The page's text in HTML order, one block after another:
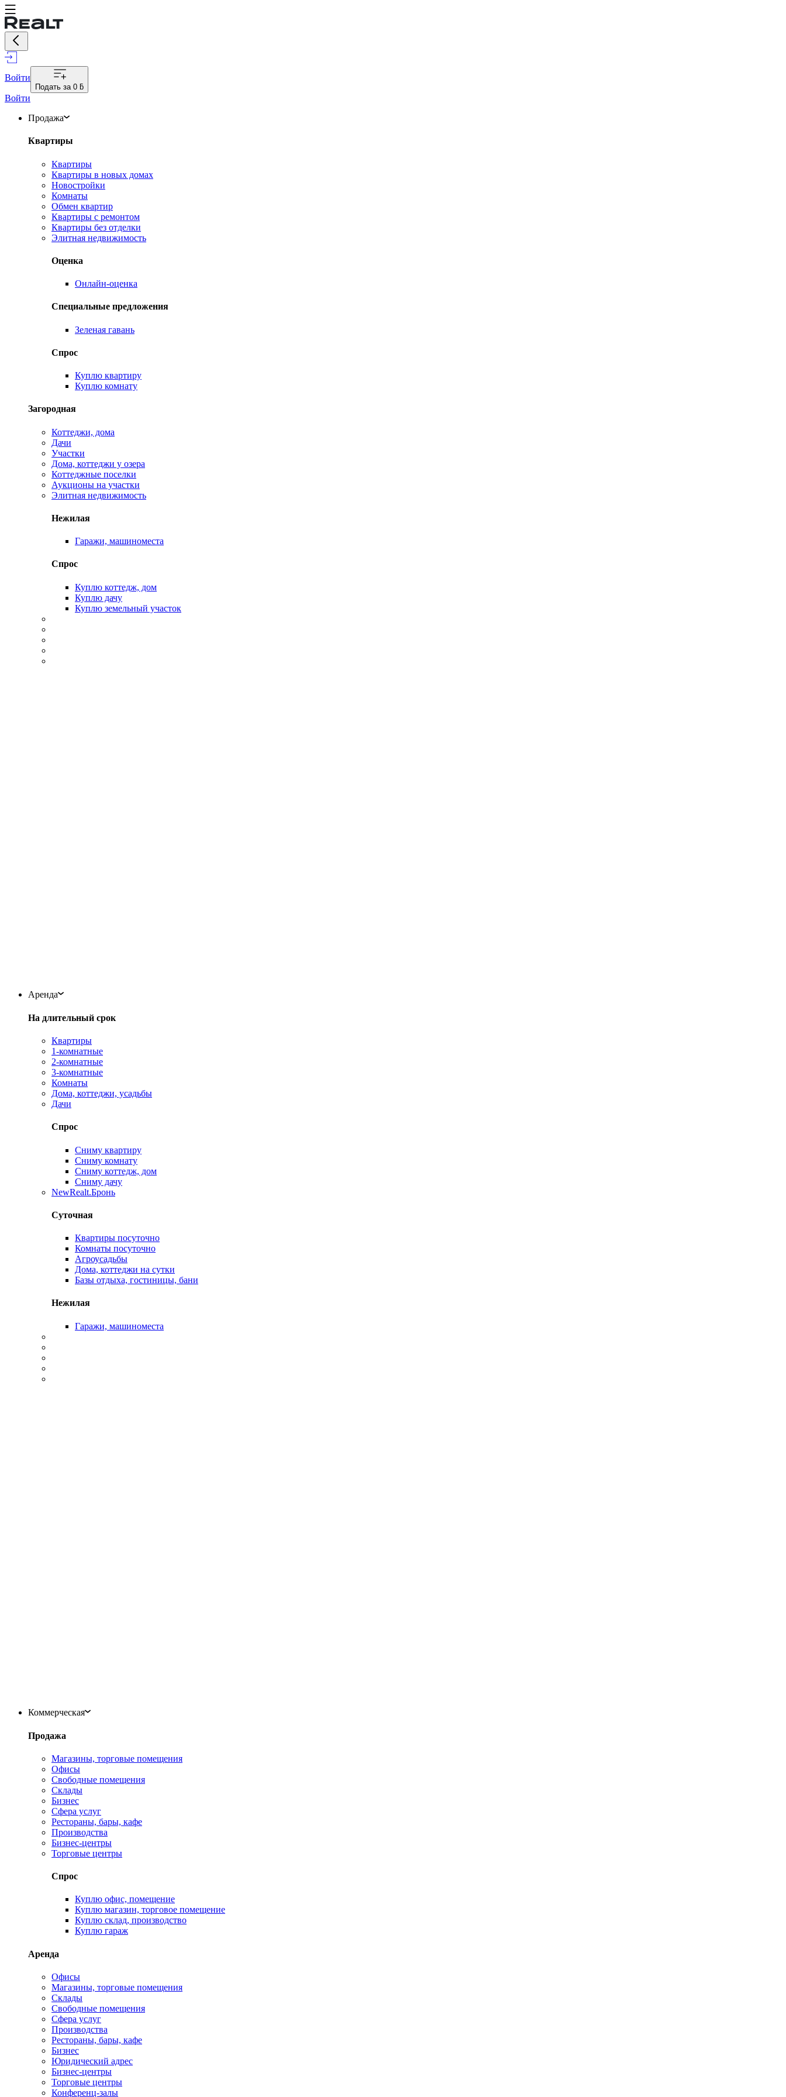
Войти
Подать за 0 ƃ
Войти
Продажа
Квартиры
Квартиры
Квартиры в новых домах
Новостройки
Комнаты
Обмен квартир
Квартиры с ремонтом
Квартиры без отделки
Элитная недвижимость
Оценка
Онлайн-оценка
Специальные предложения
Зеленая гавань
Спрос
Куплю квартиру
Куплю комнату
Загородная
Коттеджи, дома
Дачи
Участки
Дома, коттеджи у озера
Коттеджные поселки
Аукционы на участки
Элитная недвижимость
Нежилая
Гаражи, машиноместа
Спрос
Куплю коттедж, дом
Куплю дачу
Куплю земельный участок
Аренда
На длительный срок
Квартиры
1-комнатные
2-комнатные
3-комнатные
Комнаты
Дома, коттеджи, усадьбы
Дачи
Спрос
Сниму квартиру
Сниму комнату
Сниму коттедж, дом
Сниму дачу
NewRealt.Бронь
Суточная
Квартиры посуточно
Комнаты посуточно
Агроусадьбы
Дома, коттеджи на сутки
Базы отдыха, гостиницы, бани
Нежилая
Гаражи, машиноместа
Коммерческая
Продажа
Магазины, торговые помещения
Офисы
Свободные помещения
Склады
Бизнес
Сфера услуг
Рестораны, бары, кафе
Производства
Бизнес-центры
Торговые центры
Спрос
Куплю офис, помещение
Куплю магазин, торговое помещение
Куплю склад, производство
Куплю гараж
Аренда
Офисы
Магазины, торговые помещения
Склады
Свободные помещения
Сфера услуг
Производства
Рестораны, бары, кафе
Бизнес
Юридический адрес
Бизнес-центры
Торговые центры
Конференц-залы